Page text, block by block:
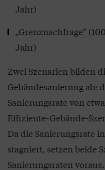
Jahr)
„Grenznachfrage“
Jahr)
Zwei Szenarien bilden
Gebäudesanierung ab:
Sanierungsrate von
Effiziente-Gebäude-
Da die Sanierungsrate
stagniert, setzen beide
Sanierungsraten voraus.